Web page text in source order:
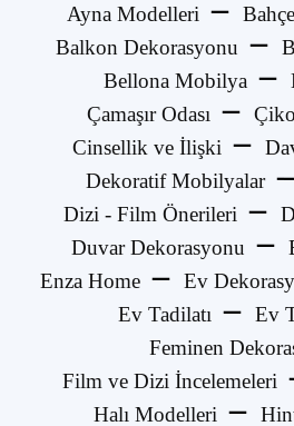
Ayna Modelleri
Balkon Dekorasyonu
Bellona Mobilya
Çamaşır Odası
Cinsellik ve İlişki
Dekoratif Mobilyalar
Dizi - Film Önerileri
Duvar Dekorasyonu
Enza Home
Ev
Ev Tadilatı
Ev
Feminen
Film ve Dizi İncelemeleri
Halı Modelleri